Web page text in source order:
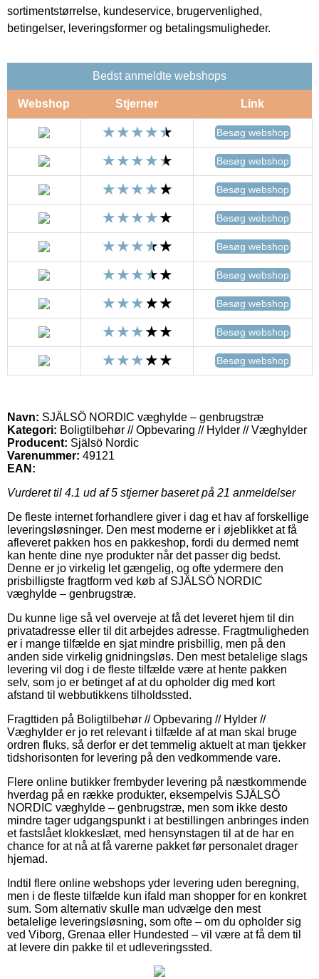
sortimentstørrelse, kundeservice, brugervenlighed,
betingelser, leveringsformer og betalingsmuligheder.
Bedst anmeldte webshops
Webshop Stjerner Link
Besøg webshop
Besøg webshop
Besøg webshop
Besøg webshop
Besøg webshop
Besøg webshop
Besøg webshop
Besøg webshop
Besøg webshop
Navn: SJÄLSÖ NORDIC væghylde – genbrugstræ
Kategori: Boligtilbehør // Opbevaring // Hylder // Væghylder
Producent: Själsö Nordic
Varenummer: 49121
EAN:
Vurderet til 4.1 ud af 5 stjerner baseret på 21 anmeldelser
De fleste internet forhandlere giver i dag et hav af forskellige
leveringsløsninger. Den mest moderne er i øjeblikket at få
afleveret pakken hos en pakkeshop, fordi du dermed nemt
kan hente dine nye produkter når det passer dig bedst.
Denne er jo virkelig let gængelig, og ofte ydermere den
prisbilligste fragtform ved køb af SJÄLSÖ NORDIC
væghylde – genbrugstræ.
Du kunne lige så vel overveje at få det leveret hjem til din
privatadresse eller til dit arbejdes adresse. Fragtmuligheden
er i mange tilfælde en sjat mindre prisbillig, men på den
anden side virkelig gnidningsløs. Den mest betalelige slags
levering vil dog i de fleste tilfælde være at hente pakken
selv, som jo er betinget af at du opholder dig med kort
afstand til webbutikkens tilholdssted.
Fragttiden på Boligtilbehør // Opbevaring // Hylder //
Væghylder er jo ret relevant i tilfælde af at man skal bruge
ordren fluks, så derfor er det temmelig aktuelt at man tjekker
tidshorisonten for levering på den vedkommende vare.
Flere online butikker frembyder levering på næstkommende
hverdag på en række produkter, eksempelvis SJÄLSÖ
NORDIC væghylde – genbrugstræ, men som ikke desto
mindre tager udgangspunkt i at bestillingen anbringes inden
et fastslået klokkeslæt, med hensynstagen til at de har en
chance for at nå at få varerne pakket før personalet drager
hjemad.
Indtil flere online webshops yder levering uden beregning,
men i de fleste tilfælde kun ifald man shopper for en konkret
sum. Som alternativ skulle man udvælge den mest
betalelige leveringsløsning, som ofte – om du opholder sig
ved Viborg, Grenaa eller Hundested – vil være at få dem til
at levere din pakke til et udleveringssted.